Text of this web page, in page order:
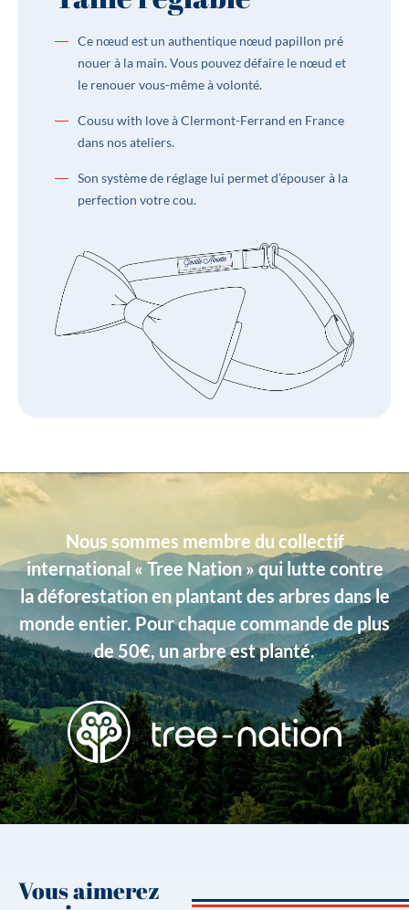
Couleurs Terracotta, Orange
Dimensions
Hauteur : 6 cm Largeur : 11 cm | S’adapte
à tous les tours de cou grâce à sa taille
réglable : 30 cm à 48 cm
Type de produits Unis
Ce nœud est un authentique nœud papillon pré
nouer à la main. Vous pouvez défaire le nœud et
le renouer vous-même à volonté.
Cousu with love à Clermont-Ferrand en France
dans nos ateliers.
Son système de réglage lui permet d’épouser à la
perfection votre cou.
Nous sommes membre du collectif
international « Tree Nation » qui lutte contre
la déforestation en plantant des arbres dans le
monde entier. Pour chaque commande de plus
de 50€, un arbre est planté.
Vous aimerez